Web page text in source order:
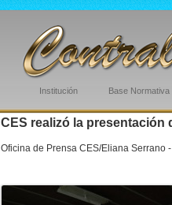
Institución Base Normativa
CES realizó la presentación
Oficina de Prensa CES/Eliana Serrano